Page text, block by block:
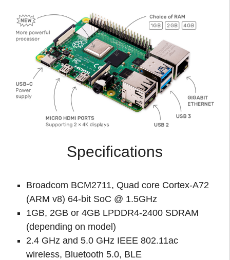
Specifications
Broadcom BCM2711, Quad core Cortex-A72
(ARM v8) 64-bit SoC @ 1.5GHz
1GB, 2GB or 4GB LPDDR4-2400 SDRAM
(depending on model)
2.4 GHz and 5.0 GHz IEEE 802.11ac
wireless, Bluetooth 5.0, BLE